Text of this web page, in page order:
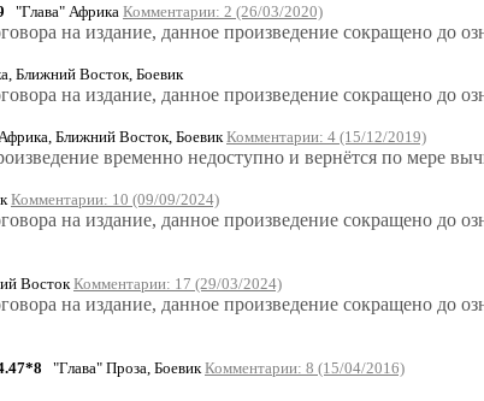
"Глава" Африка Комментарии: 2 (26/03/2020)
на издание, данное произведение сокращено до
Ближний Восток, Боевик
на издание, данное произведение сокращено до
Ближний Восток, БоевикКомментарии: 4 (15/12/2019)
временно недоступно и вернётся по мере
Комментарии: 10 (09/09/2024)
на издание, данное произведение сокращено до
ВостокКомментарии: 17 (29/03/2024)
на издание, данное произведение сокращено до
"Глава" Проза, Боевик Комментарии: 8 (15/04/2016)